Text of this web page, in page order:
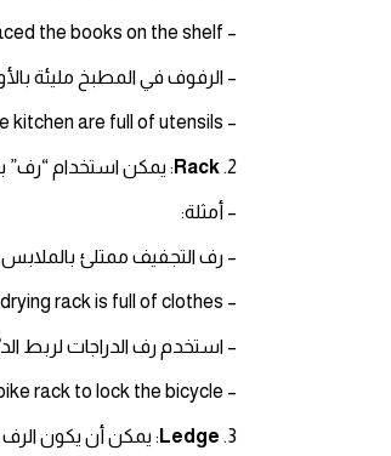
– Translation: I placed the books on the shelf.
– الرفوف في المطبخ مليئة
– Translation: The shelves in the kitchen are full of utensils.
2.
Rack : يمكن استخدام “رف”
– أمثلة:
– رف التجفيف ممتلئ بالملابس.
– Translation: The drying rack is full of clothes.
– استخدم رف الدراجات لربط
– Translation: Use the bike rack to lock the bicycle.
3.
Ledge : يمكن أن يكون الرف